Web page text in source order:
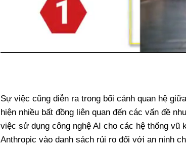
Sự việc cũng diễn ra trong bối cảnh quan hệ
hiện nhiều bất đồng liên quan đến các vấn đề
việc sử dụng công nghệ AI cho các hệ thống
Anthropic vào danh sách rủi ro đối với an ninh